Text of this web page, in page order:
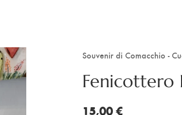
Souvenir di Comacchio -
Fenicottero
15,00 €